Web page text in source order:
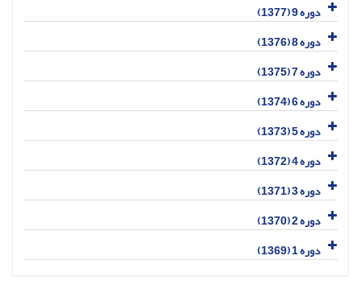
دوره 9 (1377)
دوره 8 (1376)
دوره 7 (1375)
دوره 6 (1374)
دوره 5 (1373)
دوره 4 (1372)
دوره 3 (1371)
دوره 2 (1370)
دوره 1 (1369)